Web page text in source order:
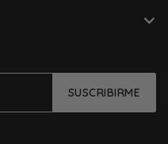
SUSCRIBIRME